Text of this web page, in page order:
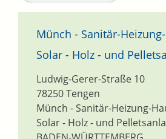
Münch - Sanitär-
Solar - Holz - und
Münch - Sanitär-Heizung-
Solar - Holz - und
Ludwig-Gerer-Straße 10
78250Tengen